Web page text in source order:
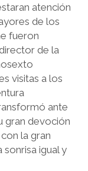
atención
de los
fueron
de la
visitas a los
ante
gran devoción
la gran
sonrisa igual y